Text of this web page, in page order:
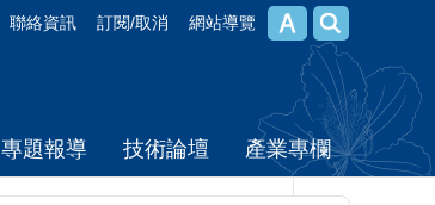
聯絡資訊 訂閱/取消 網站導覽
專題報導 技術論壇 產業專欄